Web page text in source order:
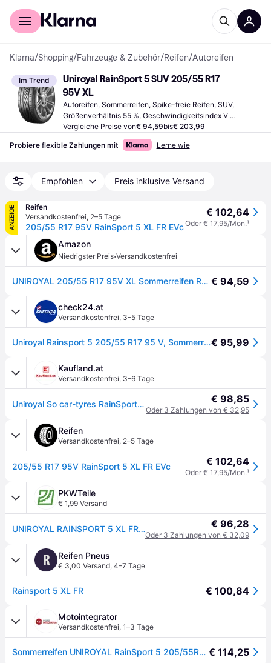
Für Shopper
Klarna/Shopping/Fahrzeuge & Zubehör/Reifen/Autoreifen
Im Trend
Uniroyal RainSport 5 SUV 205/55 R17
95V XL
Autoreifen, Sommerreifen, Spike-freie Reifen, SUV,
Größenverhältnis 55 %, Geschwindigkeitsindex V
(240 km/h)
Vergleiche Preise von€ 94,59bis€ 203,99
Probiere flexible Zahlungen mit Lerne wie
Empfohlen Preis inklusive Versand
ANZEIGE
Reifen
Versandkostenfrei, 2–5 Tage
205/55 R17 95V RainSport 5 XL FR EVc
€ 102,64
Oder € 17,95/Mon.¹
Amazon
Niedrigster Preis·Versandkostenfrei
UNIROYAL 205/55 R17 95V XL Sommerreifen Reifen Kompatibel mit VW Golf VII Schrägheck 5G1, BQ1, BE1, BE2 Golf VII Variant BA5, BV5 TOURAN 1T3 Touran 5T1 T-Cross C11, MERCEDES-BENZ € 94,59
check24.at
Versandkostenfrei, 3–5 Tage
Uniroyal Rainsport 5 205/55 R17 95 V, Sommerreifen€ 95,99
Kaufland.at
Versandkostenfrei, 3–6 Tage
Uniroyal So car-tyres RainSport 5 ( 205/55 R17 95V XL EVc, mit Felgenrippe ) € 98,85
Oder 3 Zahlungen von € 32,95
Reifen
Versandkostenfrei, 2–5 Tage
205/55 R17 95V RainSport 5 XL FR EVc € 102,64
Oder € 17,95/Mon.¹
PKWTeile
€ 1,99 Versand
UNIROYAL RAINSPORT 5 XL FR T 205/55 R17 95V Reifen € 96,28
Oder 3 Zahlungen von € 32,09
R Reifen Pneus
€ 3,00 Versand, 4–7 Tage
Rainsport 5 XL FR € 100,84
Motointegrator
Versandkostenfrei, 1–3 Tage
Sommerreifen UNIROYAL RainSport 5 205/55R17 XL 95V € 114,25